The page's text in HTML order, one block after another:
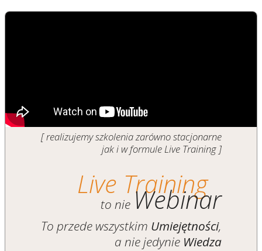
[ realizujemy szkolenia zarówno stacjonarne
jak i w formule Live Training ]
Live Training
to nie Webinar
To przede wszystkim Umiejętności,
a nie jedynie Wiedza